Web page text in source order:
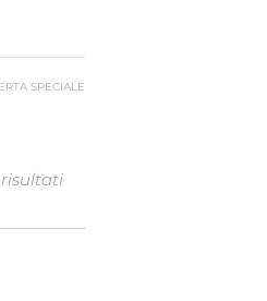
SPECIALE